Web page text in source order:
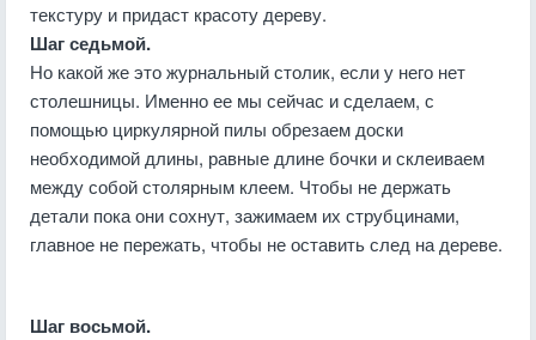
текстуру и придаст красоту дереву.
Шаг седьмой.
Но какой же это журнальный столик, если у него нет
столешницы. Именно ее мы сейчас и сделаем, с
помощью циркулярной пилы обрезаем доски
необходимой длины, равные длине бочки и склеиваем
между собой столярным клеем. Чтобы не держать
детали пока они сохнут, зажимаем их струбцинами,
главное не пережать, чтобы не оставить след на дереве.
Шаг восьмой.